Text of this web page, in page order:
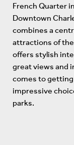
French Quarter
Downtown
combines a
attractions of
offers stylish
great views and
comes to getting
impressive
parks.